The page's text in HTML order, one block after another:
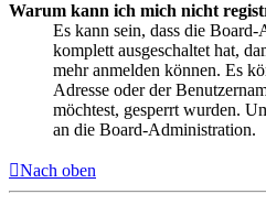
Warum kann ich mich nicht
Es kann sein, dass die
komplett ausgeschaltet hat,
mehr anmelden können. Es
Adresse oder der
möchtest, gesperrt wurden.
an die Board-Administration.
Nach oben